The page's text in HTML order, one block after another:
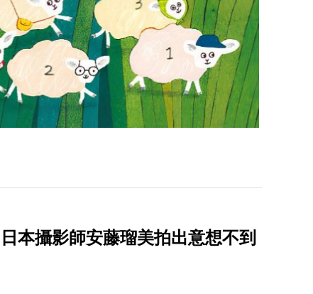
本攝影師安藤瑠美拍出意想不到